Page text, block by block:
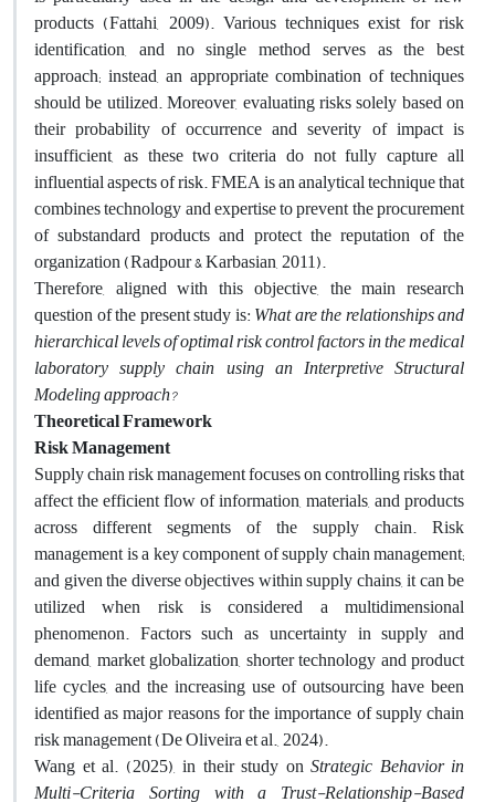
products (Fattahi, 2009). Various techniques exist for risk
identification, and no single method serves as the best
approach; instead, an appropriate combination of techniques
should be utilized. Moreover, evaluating risks solely based on
their probability of occurrence and severity of impact is
insufficient, as these two criteria do not fully capture all
influential aspects of risk. FMEA is an analytical technique that
combines technology and expertise to prevent the procurement
of substandard products and protect the reputation of the
organization (Radpour & Karbasian, 2011).
Therefore, aligned with this objective, the main research
question of the present study is:What are the relationships and
hierarchical levels of optimal risk control factors in the medical
laboratory supply chain using an Interpretive Structural
Modeling approach?
Theoretical Framework
Risk Management
Supply chain risk management focuses on controlling risks that
affect the efficient flow of information, materials, and products
across different segments of the supply chain. Risk
management is a key component of supply chain management;
and given the diverse objectives within supply chains, it can be
utilized when risk is considered a multidimensional
phenomenon. Factors such as uncertainty in supply and
demand, market globalization, shorter technology and product
life cycles, and the increasing use of outsourcing have been
identified as major reasons for the importance of supply chain
risk management (De Oliveira et al., 2024).
Wang et al. (2025), in their study on Strategic Behavior in
Multi-Criteria Sorting with a Trust-Relationship-Based